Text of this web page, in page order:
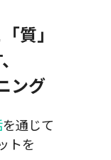
質」
ング
を通じて
トを